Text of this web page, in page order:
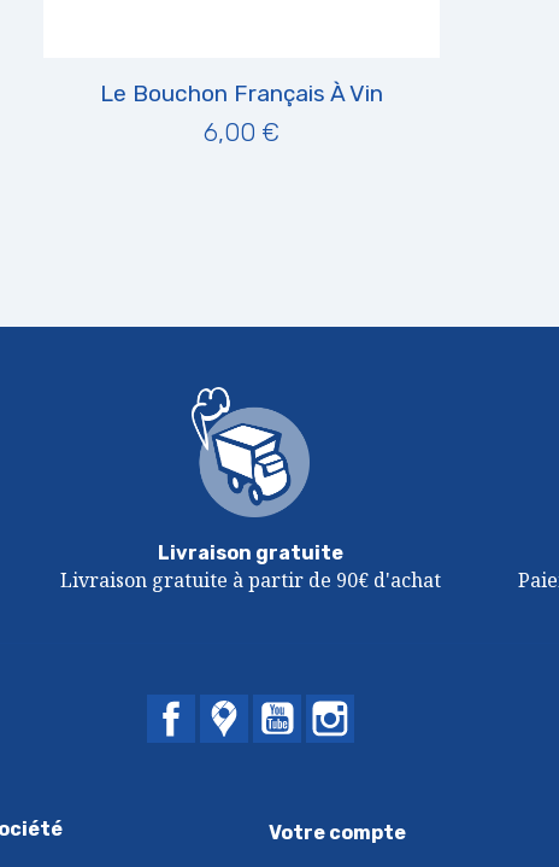
Le Bouchon Français À Vin
6,00 €
Livraison gratuite
Livraison gratuite à partir de 90€ d'achat
FacebookTwitterYouTube
Votre compte